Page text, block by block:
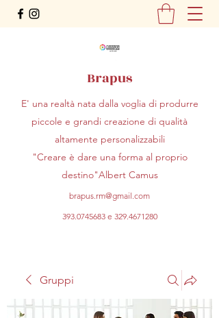
Brapus
E' una realtà nata dalla voglia di produrre
piccole e grandi creazione di qualità
altamente personalizzabili
"Creare è dare una forma al proprio
destino"Albert Camus
brapus.rm@gmail.com
393.0745683e 329.4671280
Gruppi